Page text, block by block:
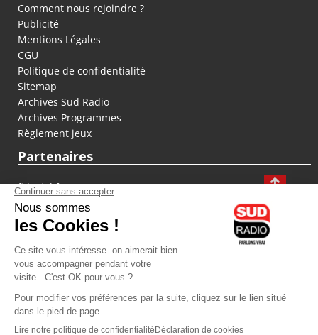
Comment nous rejoindre ?
Publicité
Mentions Légales
CGU
Politique de confidentialité
Sitemap
Archives Sud Radio
Archives Programmes
Règlement jeux
Partenaires
fiducial.fr
lyoncapitale.fr
olympique-et-lyonnais.com
L'application Iphone / Android
Téléchargez l'application
Les cookies